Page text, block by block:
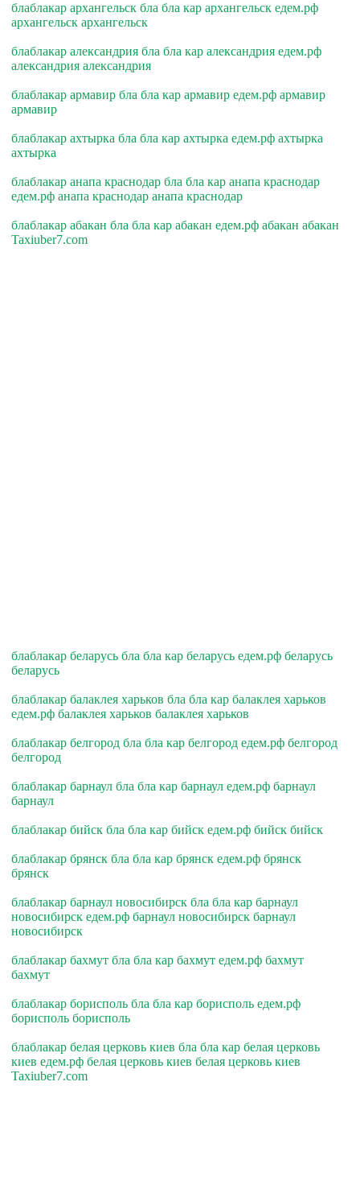
блаблакар архангельск бла бла кар архангельск едем.рф
архангельск архангельск
блаблакар александрия бла бла кар александрия едем.рф
александрия александрия
блаблакар армавир бла бла кар армавир едем.рф армавир
армавир
блаблакар ахтырка бла бла кар ахтырка едем.рф ахтырка
ахтырка
блаблакар анапа краснодар бла бла кар анапа краснодар
едем.рф анапа краснодар анапа краснодар
блаблакар абакан бла бла кар абакан едем.рф абакан абакан
Taxiuber7.com
блаблакар беларусь бла бла кар беларусь едем.рф беларусь
беларусь
блаблакар балаклея харьков бла бла кар балаклея харьков
едем.рф балаклея харьков балаклея харьков
блаблакар белгород бла бла кар белгород едем.рф белгород
белгород
блаблакар барнаул бла бла кар барнаул едем.рф барнаул
барнаул
блаблакар бийск бла бла кар бийск едем.рф бийск бийск
блаблакар брянск бла бла кар брянск едем.рф брянск
брянск
блаблакар барнаул новосибирск бла бла кар барнаул
новосибирск едем.рф барнаул новосибирск барнаул
новосибирск
блаблакар бахмут бла бла кар бахмут едем.рф бахмут
бахмут
блаблакар борисполь бла бла кар борисполь едем.рф
борисполь борисполь
блаблакар белая церковь киев бла бла кар белая церковь
киев едем.рф белая церковь киев белая церковь киев
Taxiuber7.com